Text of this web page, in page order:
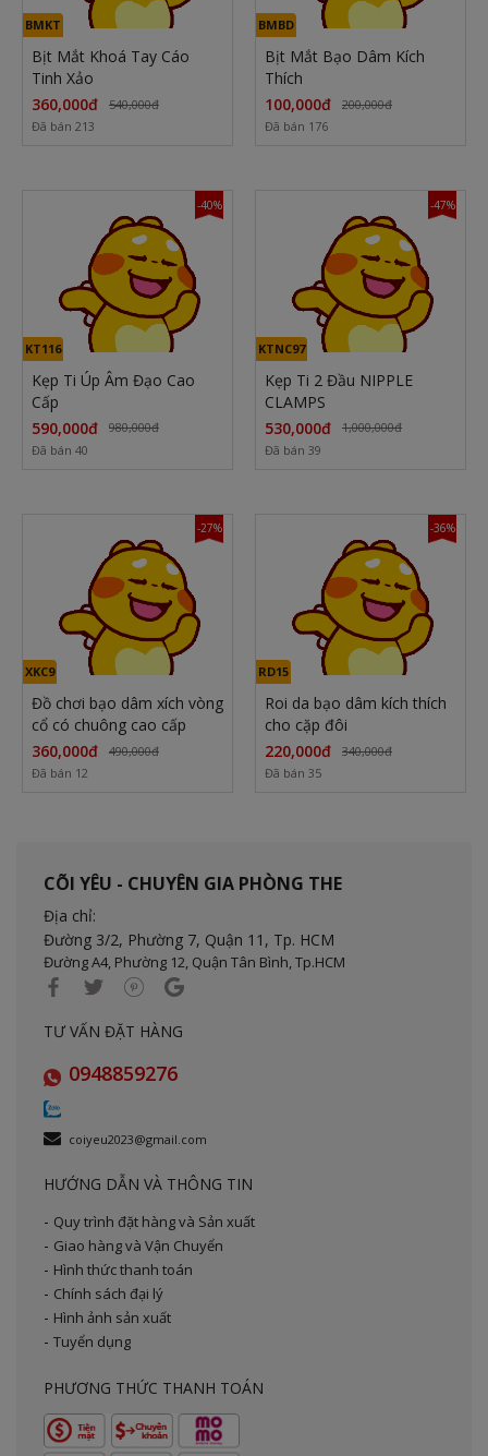
BMKT
Bịt Mắt Khoá Tay Cáo
Tinh Xảo
360,000đ
540,000đ
Đã bán 213
BMBD
Bịt Mắt Bạo Dâm Kích
Thích
100,000đ
200,000đ
Đã bán 176
-40%
KT116
Kẹp Ti Úp Âm Đạo Cao
Cấp
590,000đ
980,000đ
Đã bán 40
-47%
KTNC97
Kẹp Ti 2 Đầu NIPPLE
CLAMPS
530,000đ
1,000,000đ
Đã bán 39
-27%
XKC9
Đồ chơi bạo dâm xích vòng
cổ có chuông cao cấp
360,000đ
490,000đ
Đã bán 12
-36%
RD15
Roi da bạo dâm kích thích
cho cặp đôi
220,000đ
340,000đ
Đã bán 35
CÕI YÊU - CHUYÊN GIA PHÒNG THE
Địa chỉ:
Đường 3/2, Phường 7, Quận 11, Tp. HCM
Đường A4, Phường 12, Quận Tân Bình, Tp.HCM
TƯ VẤN ĐẶT HÀNG
0948859276
coiyeu2023@gmail.com
HƯỚNG DẪN VÀ THÔNG TIN
Quy trình đặt hàng và Sản xuất
Giao hàng và Vận Chuyển
Hình thức thanh toán
Chính sách đại lý
Hình ảnh sản xuất
Tuyển dụng
PHƯƠNG THỨC THANH TOÁN